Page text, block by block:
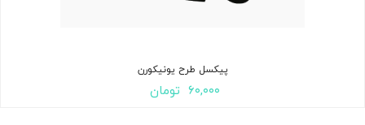
پیکسل طرح یونیکورن
۶۰,۰۰۰ تومان